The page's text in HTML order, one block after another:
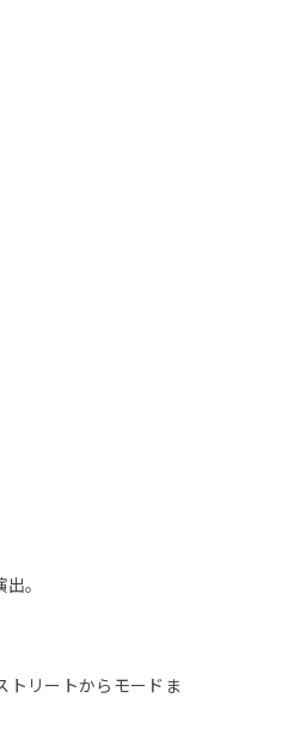
。
トリートからモードま